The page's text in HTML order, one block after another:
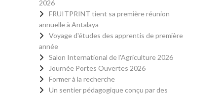
2026
FRUITPRINT tient sa première réunion
annuelle à Antalaya
Voyage d'études des apprentis de première
année
Salon International de l'Agriculture 2026
Journée Portes Ouvertes 2026
Former à la recherche
Un sentier pédagogique conçu par des